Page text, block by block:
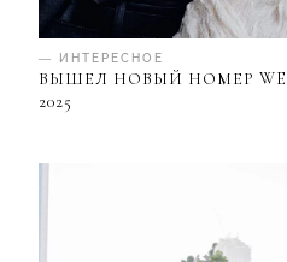
— ИНТЕРЕСНОЕ
ВЫШЕЛ НОВЫЙ НОМЕР
2025